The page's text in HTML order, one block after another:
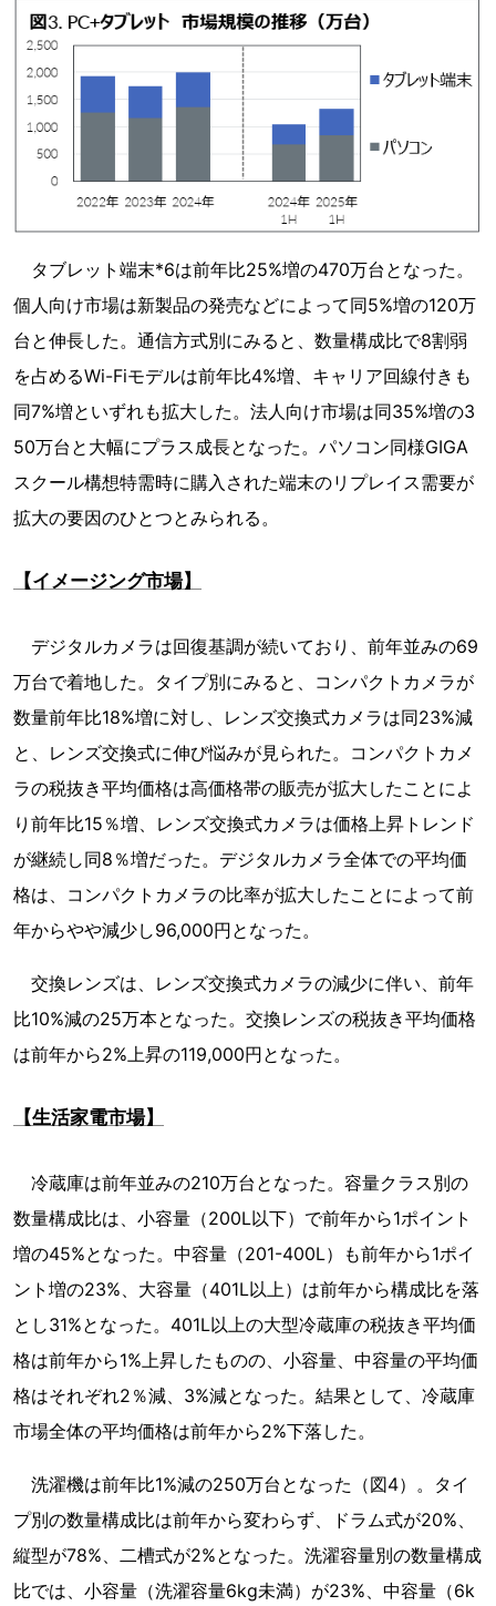
タブレット端末*6は前年比25%増の470万台となった。
個人向け市場は新製品の発売などによって同5%増の120万
台と伸長した。通信方式別にみると、数量構成比で8割弱
を占めるWi-Fiモデルは前年比4%増、キャリア回線付きも
同7%増といずれも拡大した。法人向け市場は同35%増の3
50万台と大幅にプラス成長となった。パソコン同様GIGA
スクール構想特需時に購入された端末のリプレイス需要が
拡大の要因のひとつとみられる。
【イメージング市場】
デジタルカメラは回復基調が続いており、前年並みの69
万台で着地した。タイプ別にみると、コンパクトカメラが
数量前年比18%増に対し、レンズ交換式カメラは同23%減
と、レンズ交換式に伸び悩みが見られた。コンパクトカメ
ラの税抜き平均価格は高価格帯の販売が拡大したことによ
り前年比15％増、レンズ交換式カメラは価格上昇トレンド
が継続し同8％増だった。デジタルカメラ全体での平均価
格は、コンパクトカメラの比率が拡大したことによって前
年からやや減少し96,000円となった。
交換レンズは、レンズ交換式カメラの減少に伴い、前年
比10%減の25万本となった。交換レンズの税抜き平均価格
は前年から2%上昇の119,000円となった。
【生活家電市場】
冷蔵庫は前年並みの210万台となった。容量クラス別の
数量構成比は、小容量（200L以下）で前年から1ポイント
増の45%となった。中容量（201-400L）も前年から1ポイ
ント増の23%、大容量（401L以上）は前年から構成比を落
とし31%となった。401L以上の大型冷蔵庫の税抜き平均価
格は前年から1%上昇したものの、小容量、中容量の平均価
格はそれぞれ2％減、3%減となった。結果として、冷蔵庫
市場全体の平均価格は前年から2%下落した。
洗濯機は前年比1%減の250万台となった（図4）。タイ
プ別の数量構成比は前年から変わらず、ドラム式が20%、
縦型が78%、二槽式が2%となった。洗濯容量別の数量構成
比では、小容量（洗濯容量6kg未満）が23%、中容量（6k